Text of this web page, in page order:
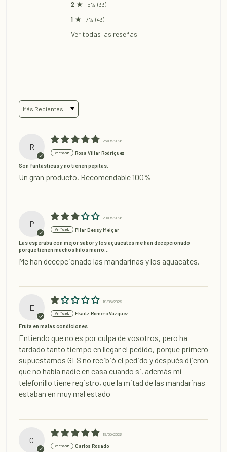
5% (33)
7% (43)
Ver todas las reseñas
Sort by
R
25/05/2026
Rosa Villar Rodríguez
Son fantásticas y no tienen pepitas.
Un gran producto. Recomendable 100%
P
20/05/2026
Pilar Dessy Melgar
Las esperaba con mejor sabor y los aguacates me han decepcionado
porque tienen muchos hilos marro...
Me han decepcionado las mandarinas y los aguacates.
E
19/05/2026
Ekaitz Romero Vazquez
Fruta en malas condiciones
Entiendo que no es por culpa de vosotros, pero ha
tardado tanto tiempo en llegar el pedido, porque primero
supuestamos GLS no recibió el pedido y después dijeron
que no había nadie en casa cuando si, además mi
telefonillo tiene registro, que la mitad de las mandarinas
estaban en muy mal estado
C
19/05/2026
Carlos Rosado